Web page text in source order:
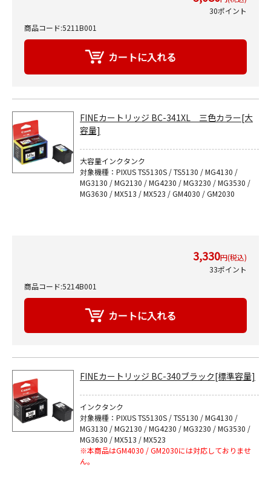
30ポイント
商品コード:5211B001
FINEカートリッジ BC-341XL 三色カラー[大
容量]
大容量インクタンク
対象機種：PIXUS TS5130S / TS5130 / MG4130 /
MG3130 / MG2130 / MG4230 / MG3230 / MG3530 /
MG3630 / MX513 / MX523 / GM4030 / GM2030
3,330円(税込)
33ポイント
商品コード:5214B001
FINEカートリッジ BC-340ブラック[標準容量]
インクタンク
対象機種：PIXUS TS5130S / TS5130 / MG4130 /
MG3130 / MG2130 / MG4230 / MG3230 / MG3530 /
MG3630 / MX513 / MX523
※本商品はGM4030 / GM2030には対応しておりませ
ん。